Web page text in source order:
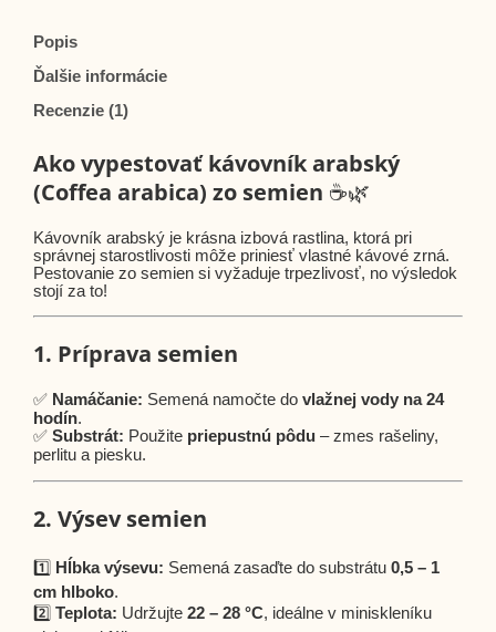
Popis
Ďalšie informácie
Recenzie (1)
Ako vypestovať kávovník arabský
(Coffea arabica) zo semien ☕🌿
Kávovník arabský je krásna izbová rastlina, ktorá pri
správnej starostlivosti môže priniesť vlastné kávové zrná.
Pestovanie zo semien si vyžaduje trpezlivosť, no výsledok
stojí za to!
1. Príprava semien
✅ Namáčanie: Semená namočte dovlažnej vody na 24
hodín.
✅Substrát: Použite priepustnú pôdu – zmes rašeliny,
perlitu a piesku.
2. Výsev semien
1️⃣ Hĺbka výsevu: Semená zasaďte do substrátu0,5 – 1
cm hlboko.
2️⃣Teplota: Udržujte22 – 28 °C, ideálne v miniskleníku